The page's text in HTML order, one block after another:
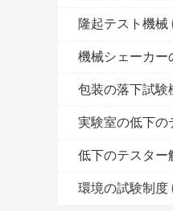
隆起テスト機械
機械シェーカー
包装の落下試験
実験室の低下の
低下のテスター
環境の試験制度